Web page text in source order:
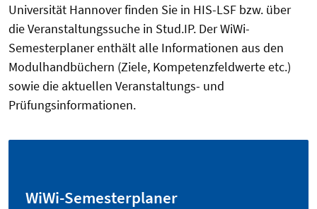
Universität Hannover finden Sie in HIS-LSF bzw. über
die Veranstaltungssuche in Stud.IP. Der WiWi-
Semesterplaner enthält alle Informationen aus den
Modulhandbüchern (Ziele, Kompetenzfeldwerte etc.)
sowie die aktuellen Veranstaltungs- und
Prüfungsinformationen.
WiWi-Semesterplaner